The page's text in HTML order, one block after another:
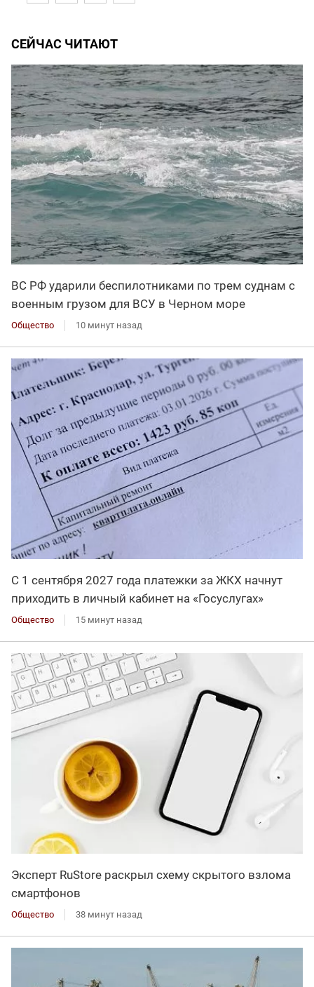
СЕЙЧАС ЧИТАЮТ
ВС РФ ударили беспилотниками по трем суднам с
военным грузом для ВСУ в Черном море
Общество 10 минут назад
С 1 сентября 2027 года платежки за ЖКХ начнут
приходить в личный кабинет на «Госуслугах»
Общество 15 минут назад
Эксперт RuStore раскрыл схему скрытого взлома
смартфонов
Общество 38 минут назад